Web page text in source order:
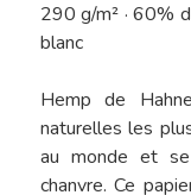
290 g/m² · 60%
blanc
Hemp de
naturelles les
au monde et
chanvre. Ce